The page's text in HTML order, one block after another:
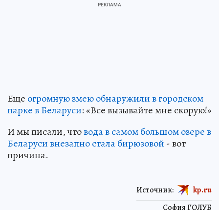
Еще огромную змею обнаружили в городском
парке в Беларуси: «Все вызывайте мне скорую!»
И мы писали, чтовода в самом большом озере в
Беларуси внезапно стала бирюзовой - вот
причина.
София ГОЛУБ
Источник: kp.ru